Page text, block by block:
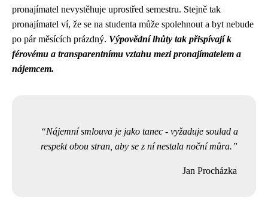
pronajímatel nevystěhuje uprostřed semestru. Stejně tak
pronajímatel ví, že se na studenta může spolehnout a byt nebude
po pár měsících prázdný. Výpovědní lhůty tak přispívají k
férovému a transparentnímu vztahu mezi pronajímatelem a
nájemcem.
Nájemní smlouva je jako tanec - vyžaduje soulad a
respekt obou stran, aby se z ní nestala noční můra.
Jan Procházka